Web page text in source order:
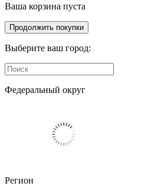
Ваша корзина пуста
Продолжить покупки
Выберите ваш город:
Федеральный округ
Регион